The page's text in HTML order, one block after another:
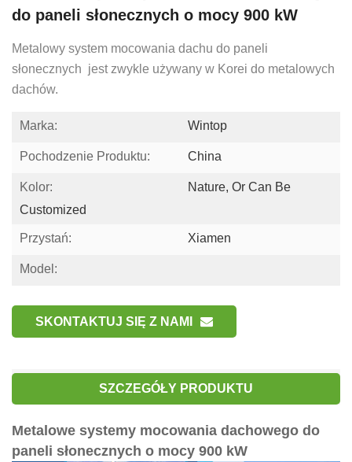
do paneli słonecznych o mocy 900 kW
Metalowy system mocowania dachu do paneli
słonecznych jest zwykle używany w Korei do metalowych
dachów.
Marka: Wintop
Pochodzenie Produktu: China
Kolor:
Nature, Or Can Be
Customized
Przystań: Xiamen
Model:
SKONTAKTUJ SIĘ Z NAMI
SZCZEGÓŁY PRODUKTU
Metalowe systemy mocowania dachowego do
paneli słonecznych o mocy 900 kW